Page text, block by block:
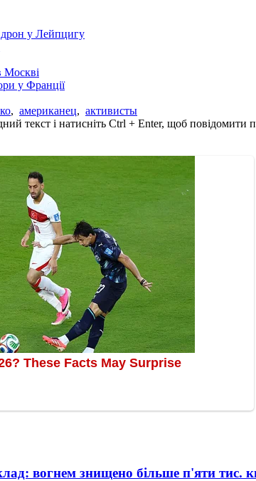
у Лейпцигу
Москві
у Франції
, американец, активисты
текст і натисніть Ctrl + Enter, щоб повідомити
вогнем знищено більше п'яти тис.